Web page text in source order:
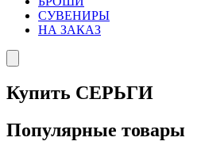
СУВЕНИРЫ
НА ЗАКАЗ
Купить СЕРЬГИ
Популярные товары